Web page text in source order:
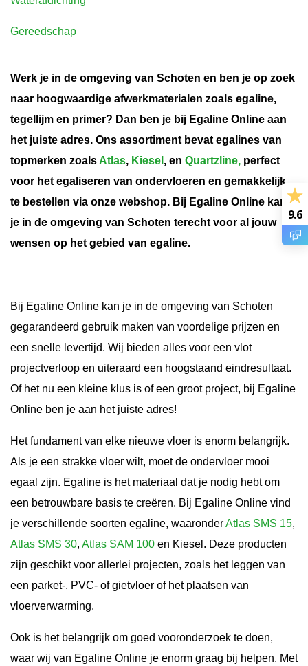
Gereedschap
Werk je in de omgeving van Schoten en ben je op zoek
naar hoogwaardige afwerkmaterialen zoals egaline,
tegellijm en primer? Dan ben je bij Egaline Online aan
het juiste adres. Ons assortiment bevat egalines van
topmerken zoals Atlas, Kiesel , en Quartzline, perfect
voor het egaliseren van ondervloeren en gemakkelijk
te bestellen via onze webshop. Bij Egaline Online kan
je in de omgeving van Schoten terecht voor al jouw
wensen op het gebied van egaline.
Bij Egaline Online kan je in de omgeving van Schoten
gegarandeerd gebruik maken van voordelige prijzen en
een snelle levertijd. Wij bieden alles voor een vlot
projectverloop en uiteraard een hoogstaand eindresultaat.
Of het nu een kleine klus is of een groot project, bij Egaline
Online ben je aan het juiste adres!
Het fundament van elke nieuwe vloer is enorm belangrijk.
Als je een strakke vloer wilt, moet de ondervloer mooi
egaal zijn. Egaline is het materiaal dat je nodig hebt om
een betrouwbare basis te creëren. Bij Egaline Online vind
je verschillende soorten egaline, waaronderAtlas SMS 15,
Atlas SMS 30, Atlas SAM 100 en Kiesel. Deze producten
zijn geschikt voor allerlei projecten, zoals het leggen van
een parket-, PVC- of gietvloer of het plaatsen van
vloerverwarming.
Ook is het belangrijk om goed vooronderzoek te doen,
waar wij van Egaline Online je enorm graag bij helpen. Met
9.6